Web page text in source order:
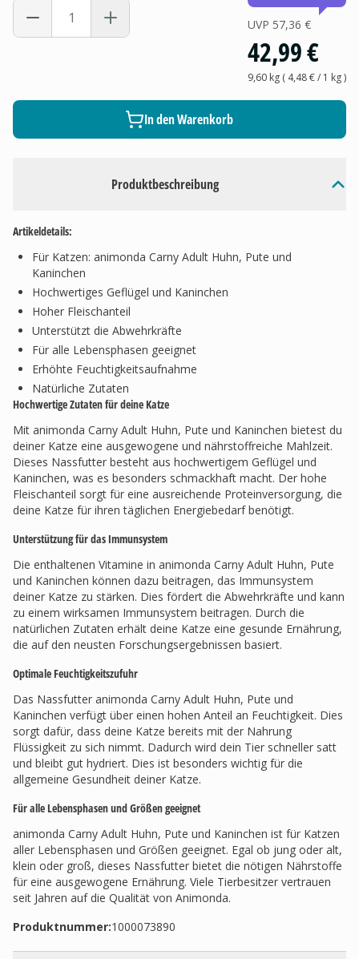
Produktbeschreibung
Artikeldetails:
Für Katzen: animonda Carny Adult Huhn, Pute und
Kaninchen
Hochwertiges Geflügel und Kaninchen
Hoher Fleischanteil
Unterstützt die Abwehrkräfte
Für alle Lebensphasen geeignet
Erhöhte Feuchtigkeitsaufnahme
Natürliche Zutaten
Hochwertige Zutaten für deine Katze
Mit animonda Carny Adult Huhn, Pute und Kaninchen bietest du
deiner Katze eine ausgewogene und nährstoffreiche Mahlzeit.
Dieses Nassfutter besteht aus hochwertigem Geflügel und
Kaninchen, was es besonders schmackhaft macht. Der hohe
Fleischanteil sorgt für eine ausreichende Proteinversorgung, die
deine Katze für ihren täglichen Energiebedarf benötigt.
Unterstützung für das Immunsystem
Die enthaltenen Vitamine in animonda Carny Adult Huhn, Pute
und Kaninchen können dazu beitragen, das Immunsystem
deiner Katze zu stärken. Dies fördert die Abwehrkräfte und kann
zu einem wirksamen Immunsystem beitragen. Durch die
natürlichen Zutaten erhält deine Katze eine gesunde Ernährung,
die auf den neusten Forschungsergebnissen basiert.
Optimale Feuchtigkeitszufuhr
Das Nassfutter animonda Carny Adult Huhn, Pute und
Kaninchen verfügt über einen hohen Anteil an Feuchtigkeit. Dies
sorgt dafür, dass deine Katze bereits mit der Nahrung
Flüssigkeit zu sich nimmt. Dadurch wird dein Tier schneller satt
und bleibt gut hydriert. Dies ist besonders wichtig für die
allgemeine Gesundheit deiner Katze.
Für alle Lebensphasen und Größen geeignet
animonda Carny Adult Huhn, Pute und Kaninchen ist für Katzen
aller Lebensphasen und Größen geeignet. Egal ob jung oder alt,
klein oder groß, dieses Nassfutter bietet die nötigen Nährstoffe
für eine ausgewogene Ernährung. Viele Tierbesitzer vertrauen
seit Jahren auf die Qualität von Animonda.
Produktnummer:1000073890
UVP 57,36 €
42,99 €
9,60 kg( 4,48 €/ 1 kg)
In den Warenkorb